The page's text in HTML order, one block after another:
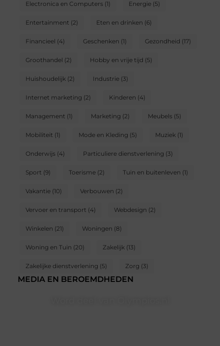
Electronica en Computers(1) Energie(5)
Entertainment (2) Eten en drinken (6)
Financieel (4) Geschenken (1) Gezondheid (17)
Groothandel (2) Hobby en vrije tijd (5)
Huishoudelijk (2) Industrie(3)
Internet marketing (2) Kinderen (4)
Management (1) Marketing (2) Meubels(5)
Mobiliteit (1) Mode en Kleding (5) Muziek (1)
Onderwijs(4) Particuliere dienstverlening (3)
Sport (9) Toerisme(2) Tuin en buitenleven (1)
Vakantie(10) Verbouwen (2)
Vervoer en transport (4) Webdesign (2)
Winkelen (21) Woningen (8)
Woning en Tuin (20) Zakelijk (13)
Zakelijke dienstverlening (5) Zorg (3)
MEDIA EN BEROEMDHEDEN